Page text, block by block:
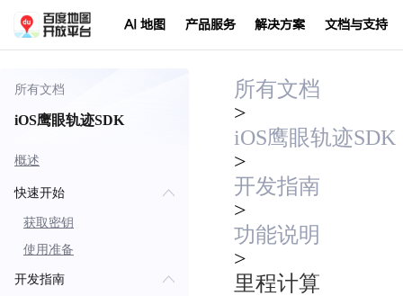
AI 地图 产品服务 解决方案 文档与支持
所有文档
iOS鹰眼轨迹SDK
概述
快速开始
获取密钥
使用准备
开发指南
所有文档
>
iOS鹰眼轨迹SDK
>
开发指南
>
功能说明
>
里程计算